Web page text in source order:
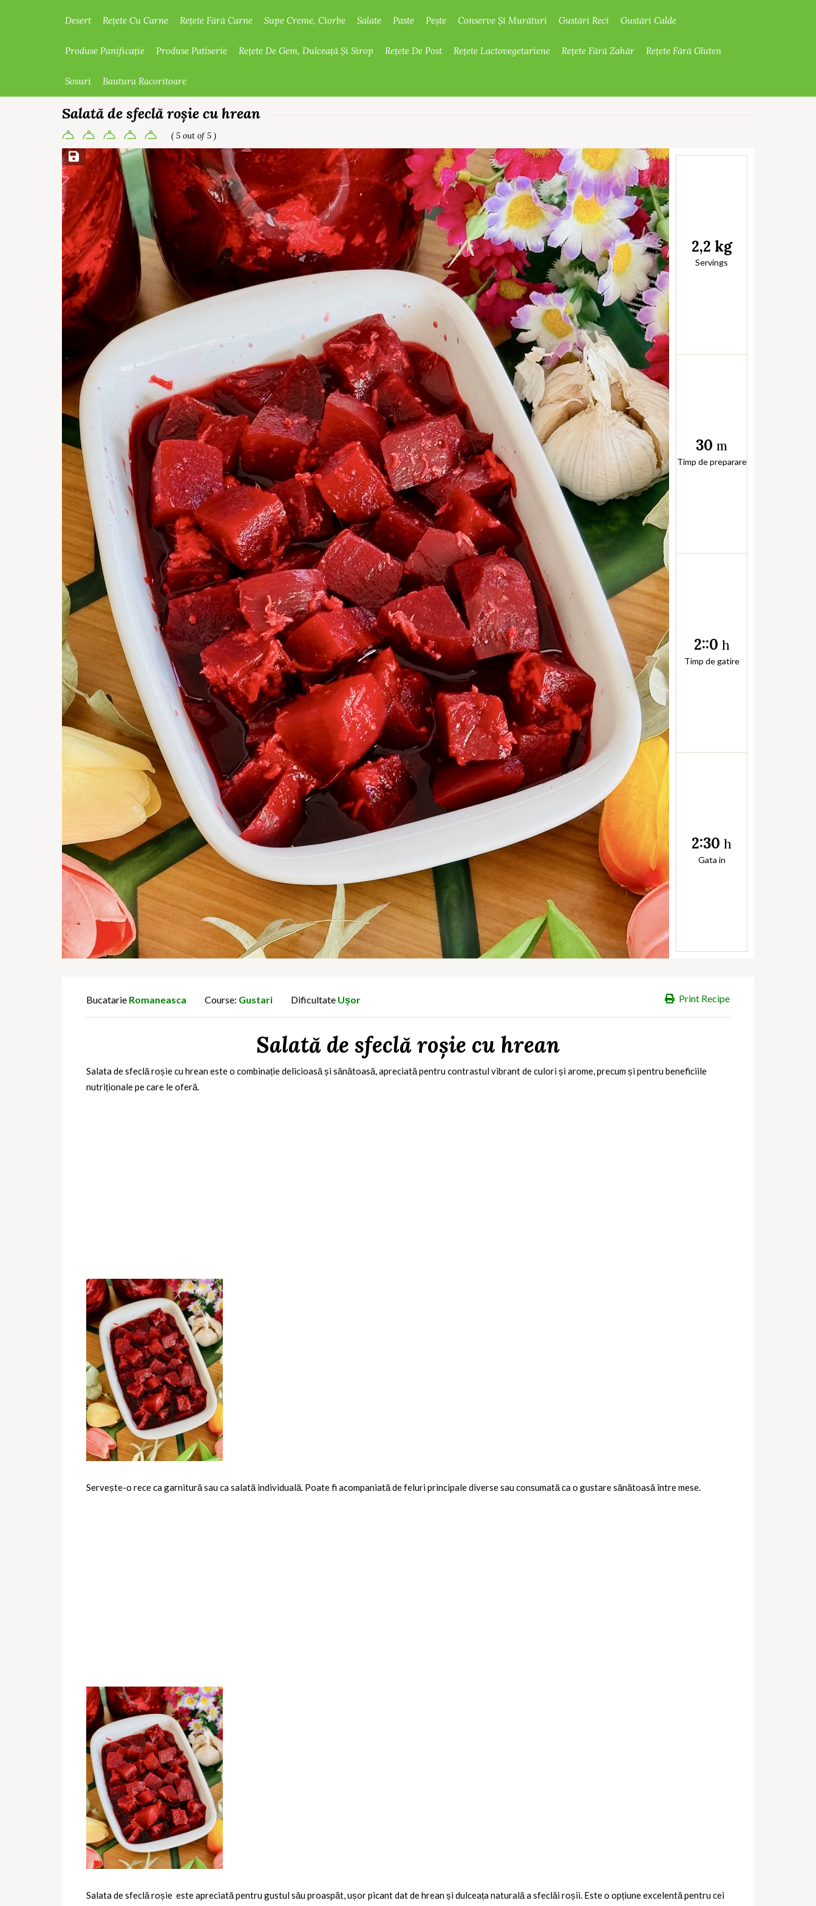
Desert Rețete Cu Carne Rețete Fără Carne Supe Creme, Ciorbe Salate Paste Pește Conserve Și Murături Gustări Reci Gustări Calde
Produse Panificație Produse Patiserie Rețete De Gem, Dulceață Și Sirop Rețete De Post Rețete Lactovegetariene Rețete Fără Zahăr Rețete Fără Gluten
Sosuri Bautura Racoritoare
Salată de sfeclă roșie cu hrean
( 5 out of 5 )
Save Recipe
2,2 kg
Servings
30 m
Timp de preparare
2::0 h
Timp de gatire
2:30 h
Gata in
Print Recipe
Bucatarie Romaneasca Course: Gustari Dificultate Ușor
Salată de sfeclă roșie cu hrean
Salata de sfeclă roșie cu hrean este o combinație delicioasă și sănătoasă, apreciată pentru contrastul vibrant de culori și arome, precum și pentru beneficiile
nutriționale pe care le oferă.
Servește-o rece ca garnitură sau ca salată individuală. Poate fi acompaniată de feluri principale diverse sau consumată ca o gustare sănătoasă între mese.
Salata de sfeclă roșie este apreciată pentru gustul său proaspăt, ușor picant dat de hrean și dulceața naturală a sfeclăi roșii. Este o opțiune excelentă pentru cei